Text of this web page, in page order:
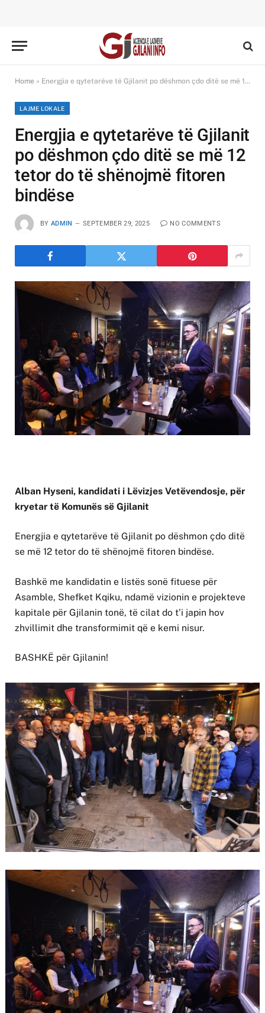
Home » Energjia e qytetarëve të Gjilanit po dëshmon çdo ditë se më 12 tetor do të shënojmë fitoren bindëse
LAJME LOKALE
Energjia e qytetarëve të Gjilanit
po dëshmon çdo ditë se më 12
tetor do të shënojmë fitoren
bindëse
BY ADMIN SEPTEMBER 29, 2025 NO COMMENTS
Alban Hyseni, kandidati i Lëvizjes Vetëvendosje, për
kryetar të Komunës së Gjilanit
Energjia e qytetarëve të Gjilanit po dëshmon çdo ditë
se më 12 tetor do të shënojmë fitoren bindëse.
Bashkë me kandidatin e listës sonë fituese për
Asamble, Shefket Kqiku, ndamë vizionin e projekteve
kapitale për Gjilanin tonë, të cilat do t’i japin hov
zhvillimit dhe transformimit që e kemi nisur.
BASHKË për Gjilanin!